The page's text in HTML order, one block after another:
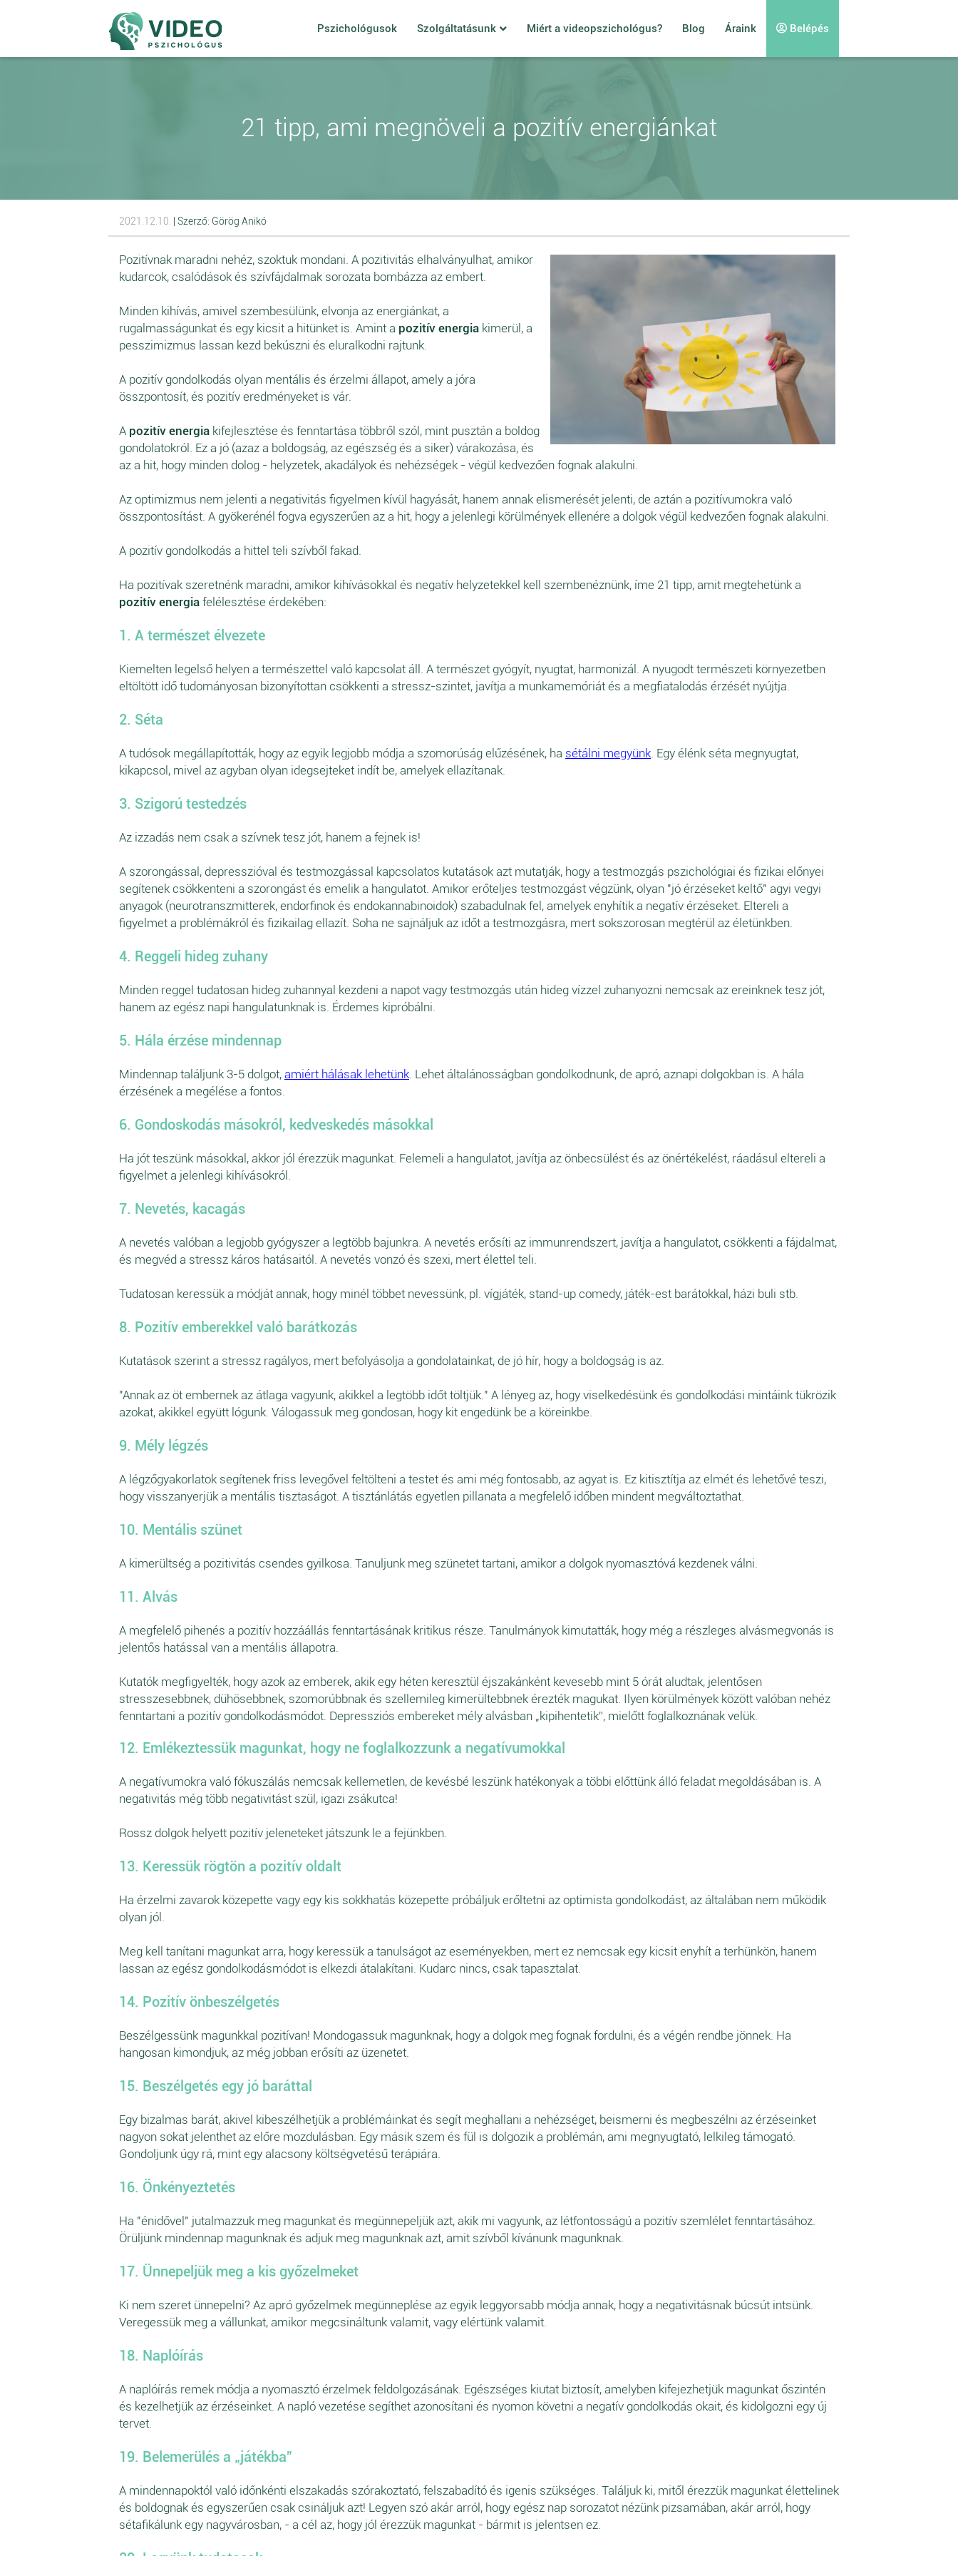
Pszichológusok Szolgáltatásunk Miért a videopszichológus? Blog Áraink Belépés
21 tipp, ami megnöveli a pozitív energiánkat
2021.12.10. | Szerző: Görög Anikó
Pozitívnak maradni nehéz, szoktuk mondani. A pozitivitás elhalványulhat, amikor
kudarcok, csalódások és szívfájdalmak sorozata bombázza az embert.
Minden kihívás, amivel szembesülünk, elvonja az energiánkat, a
rugalmasságunkat és egy kicsit a hitünket is. Amint a pozitív energia kimerül, a
pesszimizmus lassan kezd bekúszni és eluralkodni rajtunk.
A pozitív gondolkodás olyan mentális és érzelmi állapot, amely a jóra
összpontosít, és pozitív eredményeket is vár.
A pozitív energia kifejlesztése és fenntartása többről szól, mint pusztán a boldog
gondolatokról. Ez a jó (azaz a boldogság, az egészség és a siker) várakozása, és
az a hit, hogy minden dolog - helyzetek, akadályok és nehézségek - végül kedvezően fognak alakulni.
Az optimizmus nem jelenti a negativitás figyelmen kívül hagyását, hanem annak elismerését jelenti, de aztán a pozitívumokra való
összpontosítást. A gyökerénél fogva egyszerűen az a hit, hogy a jelenlegi körülmények ellenére a dolgok végül kedvezően fognak alakulni.
A pozitív gondolkodás a hittel teli szívből fakad.
Ha pozitívak szeretnénk maradni, amikor kihívásokkal és negatív helyzetekkel kell szembenéznünk, íme 21 tipp, amit megtehetünk a
pozitív energia felélesztése érdekében:
1. A természet élvezete
Kiemelten legelső helyen a természettel való kapcsolat áll. A természet gyógyít, nyugtat, harmonizál. A nyugodt természeti környezetben
eltöltött idő tudományosan bizonyítottan csökkenti a stressz-szintet, javítja a munkamemóriát és a megfiatalodás érzését nyújtja.
2. Séta
A tudósok megállapították, hogy az egyik legjobb módja a szomorúság elűzésének, ha sétálni megyünk . Egy élénk séta megnyugtat,
kikapcsol, mivel az agyban olyan idegsejteket indít be, amelyek ellazítanak.
3. Szigorú testedzés
Az izzadás nem csak a szívnek tesz jót, hanem a fejnek is!
A szorongással, depresszióval és testmozgással kapcsolatos kutatások azt mutatják, hogy a testmozgás pszichológiai és fizikai előnyei
segítenek csökkenteni a szorongást és emelik a hangulatot. Amikor erőteljes testmozgást végzünk, olyan "jó érzéseket keltő" agyi vegyi
anyagok (neurotranszmitterek, endorfinok és endokannabinoidok) szabadulnak fel, amelyek enyhítik a negatív érzéseket. Eltereli a
figyelmet a problémákról és fizikailag ellazít. Soha ne sajnáljuk az időt a testmozgásra, mert sokszorosan megtérül az életünkben.
4. Reggeli hideg zuhany
Minden reggel tudatosan hideg zuhannyal kezdeni a napot vagy testmozgás után hideg vízzel zuhanyozni nemcsak az ereinknek tesz jót,
hanem az egész napi hangulatunknak is. Érdemes kipróbálni.
5. Hála érzése mindennap
Mindennap találjunk 3-5 dolgot, amiért hálásak lehetünk . Lehet általánosságban gondolkodnunk, de apró, aznapi dolgokban is. A hála
érzésének a megélése a fontos.
6. Gondoskodás másokról, kedveskedés másokkal
Ha jót teszünk másokkal, akkor jól érezzük magunkat. Felemeli a hangulatot, javítja az önbecsülést és az önértékelést, ráadásul eltereli a
figyelmet a jelenlegi kihívásokról.
7. Nevetés, kacagás
A nevetés valóban a legjobb gyógyszer a legtöbb bajunkra. A nevetés erősíti az immunrendszert, javítja a hangulatot, csökkenti a fájdalmat,
és megvéd a stressz káros hatásaitól. A nevetés vonzó és szexi, mert élettel teli.
Tudatosan keressük a módját annak, hogy minél többet nevessünk, pl. vígjáték, stand-up comedy, játék-est barátokkal, házi buli stb.
8. Pozitív emberekkel való barátkozás
Kutatások szerint a stressz ragályos, mert befolyásolja a gondolatainkat, de jó hír, hogy a boldogság is az.
"Annak az öt embernek az átlaga vagyunk, akikkel a legtöbb időt töltjük." A lényeg az, hogy viselkedésünk és gondolkodási mintáink tükrözik
azokat, akikkel együtt lógunk. Válogassuk meg gondosan, hogy kit engedünk be a köreinkbe.
9. Mély légzés
A légzőgyakorlatok segítenek friss levegővel feltölteni a testet és ami még fontosabb, az agyat is. Ez kitisztítja az elmét és lehetővé teszi,
hogy visszanyerjük a mentális tisztaságot. A tisztánlátás egyetlen pillanata a megfelelő időben mindent megváltoztathat.
10. Mentális szünet
A kimerültség a pozitivitás csendes gyilkosa. Tanuljunk meg szünetet tartani, amikor a dolgok nyomasztóvá kezdenek válni.
11. Alvás
A megfelelő pihenés a pozitív hozzáállás fenntartásának kritikus része. Tanulmányok kimutatták, hogy még a részleges alvásmegvonás is
jelentős hatással van a mentális állapotra.
Kutatók megfigyelték, hogy azok az emberek, akik egy héten keresztül éjszakánként kevesebb mint 5 órát aludtak, jelentősen
stresszesebbnek, dühösebbnek, szomorúbbnak és szellemileg kimerültebbnek érezték magukat. Ilyen körülmények között valóban nehéz
fenntartani a pozitív gondolkodásmódot. Depressziós embereket mély alvásban „kipihentetik”, mielőtt foglalkoznának velük.
12. Emlékeztessük magunkat, hogy ne foglalkozzunk a negatívumokkal
A negatívumokra való fókuszálás nemcsak kellemetlen, de kevésbé leszünk hatékonyak a többi előttünk álló feladat megoldásában is. A
negativitás még több negativitást szül, igazi zsákutca!
Rossz dolgok helyett pozitív jeleneteket játszunk le a fejünkben.
13. Keressük rögtön a pozitív oldalt
Ha érzelmi zavarok közepette vagy egy kis sokkhatás közepette próbáljuk erőltetni az optimista gondolkodást, az általában nem működik
olyan jól.
Meg kell tanítani magunkat arra, hogy keressük a tanulságot az eseményekben, mert ez nemcsak egy kicsit enyhít a terhünkön, hanem
lassan az egész gondolkodásmódot is elkezdi átalakítani. Kudarc nincs, csak tapasztalat.
14. Pozitív önbeszélgetés
Beszélgessünk magunkkal pozitívan! Mondogassuk magunknak, hogy a dolgok meg fognak fordulni, és a végén rendbe jönnek. Ha
hangosan kimondjuk, az még jobban erősíti az üzenetet.
15. Beszélgetés egy jó baráttal
Egy bizalmas barát, akivel kibeszélhetjük a problémáinkat és segít meghallani a nehézséget, beismerni és megbeszélni az érzéseinket
nagyon sokat jelenthet az előre mozdulásban. Egy másik szem és fül is dolgozik a problémán, ami megnyugtató, lelkileg támogató.
Gondoljunk úgy rá, mint egy alacsony költségvetésű terápiára.
16. Önkényeztetés
Ha "énidővel" jutalmazzuk meg magunkat és megünnepeljük azt, akik mi vagyunk, az létfontosságú a pozitív szemlélet fenntartásához.
Örüljünk mindennap magunknak és adjuk meg magunknak azt, amit szívből kívánunk magunknak.
17. Ünnepeljük meg a kis győzelmeket
Ki nem szeret ünnepelni? Az apró győzelmek megünneplése az egyik leggyorsabb módja annak, hogy a negativitásnak búcsút intsünk.
Veregessük meg a vállunkat, amikor megcsináltunk valamit, vagy elértünk valamit.
18. Naplóírás
A naplóírás remek módja a nyomasztó érzelmek feldolgozásának. Egészséges kiutat biztosít, amelyben kifejezhetjük magunkat őszintén
és kezelhetjük az érzéseinket. A napló vezetése segíthet azonosítani és nyomon követni a negatív gondolkodás okait, és kidolgozni egy új
tervet.
19. Belemerülés a „játékba”
A mindennapoktól való időnkénti elszakadás szórakoztató, felszabadító és igenis szükséges. Találjuk ki, mitől érezzük magunkat élettelinek
és boldognak és egyszerűen csak csináljuk azt! Legyen szó akár arról, hogy egész nap sorozatot nézünk pizsamában, akár arról, hogy
sétafikálunk egy nagyvárosban, - a cél az, hogy jól érezzük magunkat - bármit is jelentsen ez.